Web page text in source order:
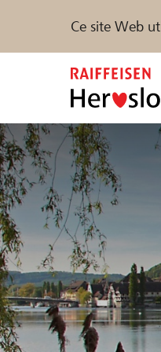
Ce site Web
Parrainer
Trouvez des
DE FR IT